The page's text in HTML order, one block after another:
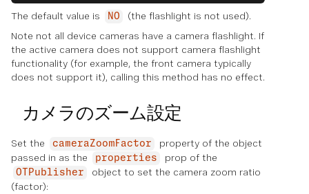
The default value is NO
(the flashlight is not used).
Note not all device cameras have a camera flashlight. If
the active camera does not support camera flashlight
functionality (for example, the front camera typically
does not support it), calling this method has no effect.
カメラのズーム設定
Set the cameraZoomFactor
property of the object
passed in as the
properties prop of the
OTPublisher
object to set the camera zoom ratio
(factor):